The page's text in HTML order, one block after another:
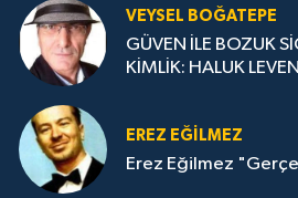
VEYSEL BOĞATEPE
GÜVEN İLE BOZUK
KİMLİK: HALUK
EREZ EĞİLMEZ
Erez Eğilmez